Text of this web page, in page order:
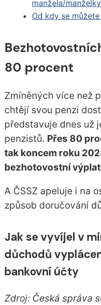
manžela/manželky
Od kdy se
80 procent
Zmíněných více než
chtějí svou penzi
představuje dnes už
penzistů. Přes 80
tak koncem roku
bezhotovostní
A ČSSZ apeluje i na
způsob doručování
Jak se vyvíjel v
důchodů
bankovní účty
Zdroj: Česká správa